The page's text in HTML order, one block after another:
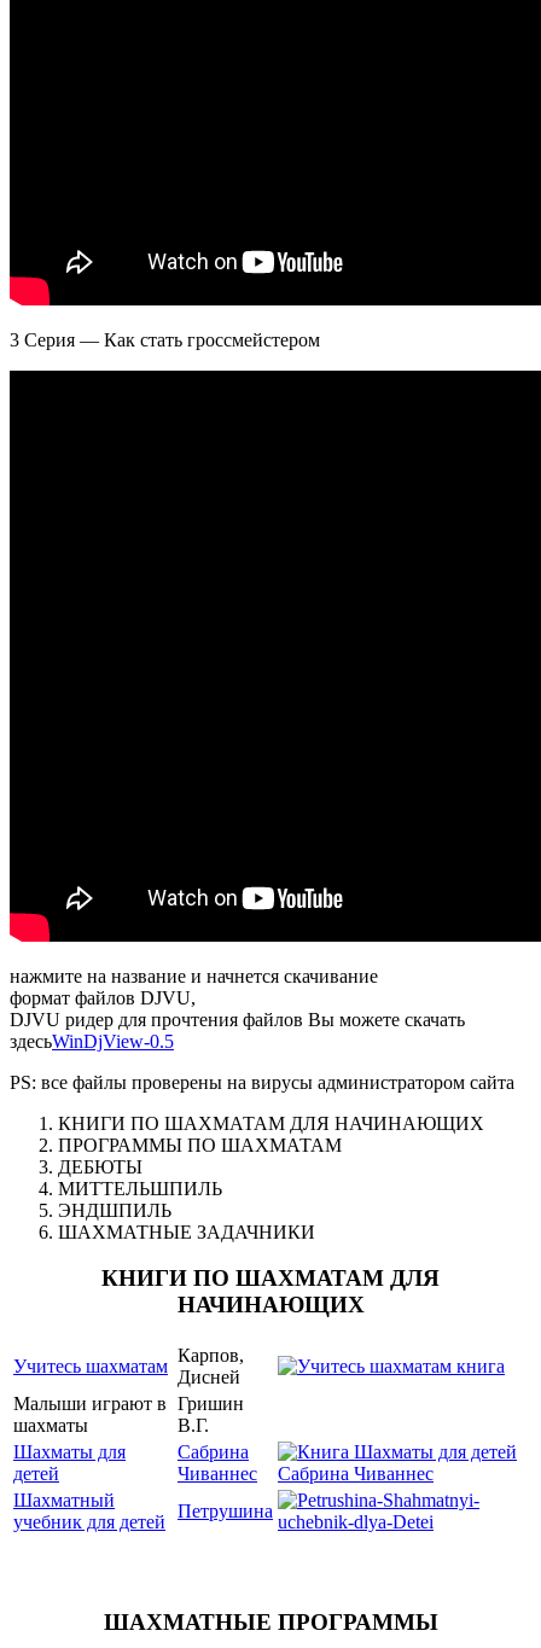
3 Серия — Как стать гроссмейстером
нажмите на название и начнется скачивание
формат файлов DJVU,
DJVU ридер для прочтения файлов Вы можете скачать
здесьWinDjView-0.5
PS: все файлы проверены на вирусы администратором сайта
КНИГИ ПО ШАХМАТАМ ДЛЯ НАЧИНАЮЩИХ
ПРОГРАММЫ ПО ШАХМАТАМ
ДЕБЮТЫ
МИТТЕЛЬШПИЛЬ
ЭНДШПИЛЬ
ШАХМАТНЫЕ ЗАДАЧНИКИ
КНИГИ ПО ШАХМАТАМ ДЛЯ
НАЧИНАЮЩИХ
Учитесь шахматам
Карпов,
Дисней
Малыши играют в
шахматы
Гришин
В.Г.
Шахматы для
детей
Сабрина
Чиваннес
Шахматный
учебник для детей
Петрушина
ШАХМАТНЫЕ ПРОГРАММЫ